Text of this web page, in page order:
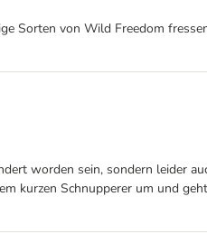
Sorten von Wild Freedom
worden sein, sondern leider
kurzen Schnupperer um und